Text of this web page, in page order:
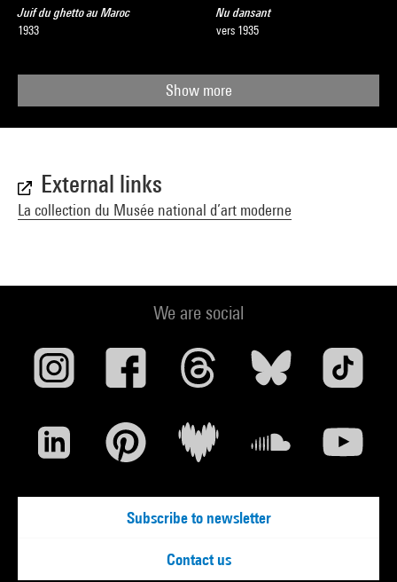
Juif du ghetto au Maroc
1933
Nu dansant
vers 1935
Show more
External links
La collection du Musée national d’art moderne
We are social
Subscribe to newsletter
Contact us